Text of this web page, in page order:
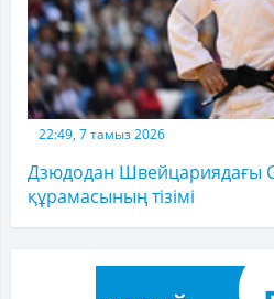
22:49, 7 тамыз 2026
Дзюдодан Швейцариядағы
құрамасының тізімі